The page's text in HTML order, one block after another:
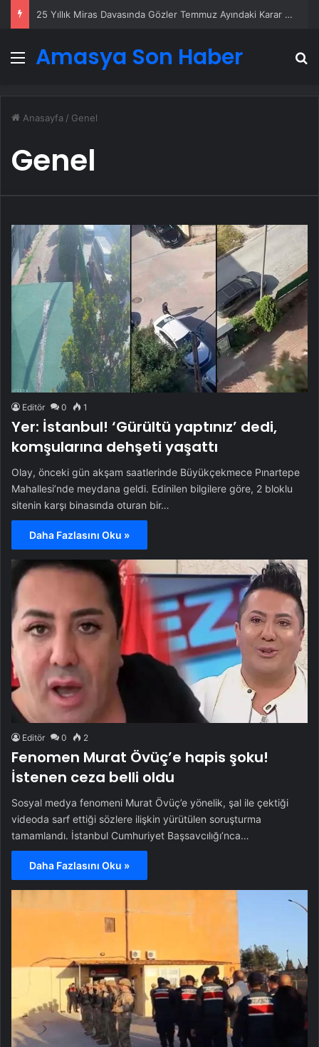
25 Yıllık Miras Davasında Gözler Temmuz Ayındaki Karar Duruşmasına Çevrildi
Menü
Amasya Son Haber
Anasayfa / Genel
Genel
Editör 0 1
Yer: İstanbul! ‘Gürültü yaptınız’ dedi,
komşularına dehşeti yaşattı
Olay, önceki gün akşam saatlerinde Büyükçekmece Pınartepe
Mahallesi’nde meydana geldi. Edinilen bilgilere göre, 2 bloklu
sitenin karşı binasında oturan bir…
Daha Fazlasını Oku »
Editör 0 2
Fenomen Murat Övüç’e hapis şoku!
İstenen ceza belli oldu
Sosyal medya fenomeni Murat Övüç’e yönelik, şal ile çektiği
videoda sarf ettiği sözlere ilişkin yürütülen soruşturma
tamamlandı. İstanbul Cumhuriyet Başsavcılığı’nca…
Daha Fazlasını Oku »